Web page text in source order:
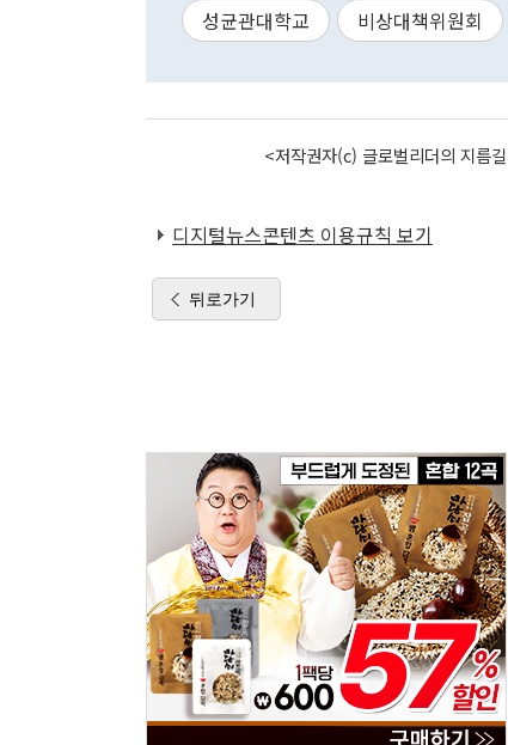
성균관대학교 비상대책위원회
<저작권자(c) 글로벌리더의 지름
디지털뉴스콘텐츠 이용규칙 보기
뒤로가기